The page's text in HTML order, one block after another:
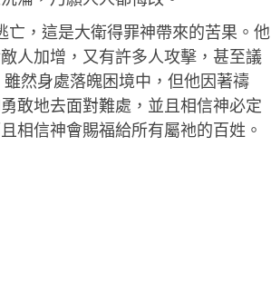
亡，這是大衛得罪神帶來的苦果。他
人加增，又有許多人攻擊，甚至議
然身處落魄困境中，但他因著禱
敢地去面對難處，並且相信神必定
相信神會賜福給所有屬祂的百姓。